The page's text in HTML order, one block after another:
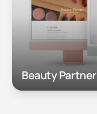
Beauty Partner